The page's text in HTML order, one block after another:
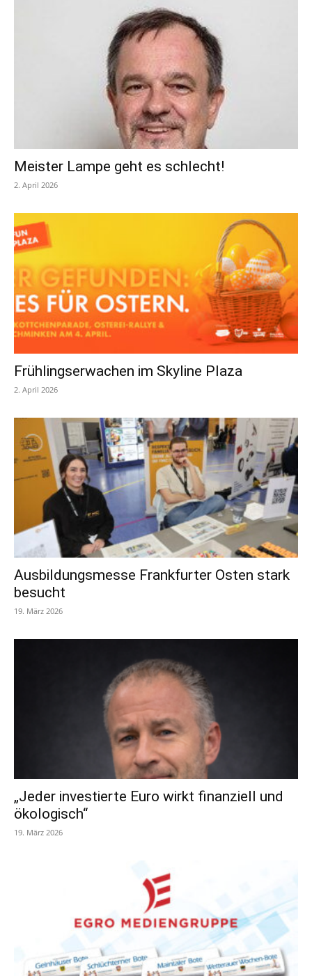
Meister Lampe geht es schlecht!
2. April 2026
Frühlingserwachen im Skyline Plaza
2. April 2026
Ausbildungsmesse Frankfurter Osten stark
besucht
19. März 2026
„Jeder investierte Euro wirkt finanziell und
ökologisch“
19. März 2026